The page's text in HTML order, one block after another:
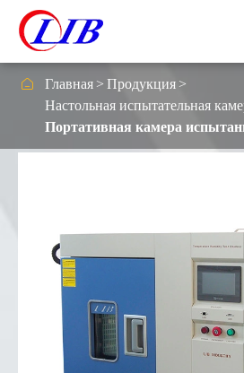
 Главная
Продукция
Настольная испытательная
Портативная камера